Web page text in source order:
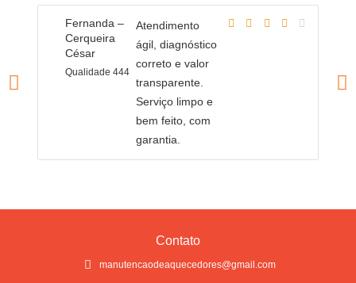
Fernanda –
Cerqueira
César
Qualidade 444
Atendimento
ágil, diagnóstico
correto e valor
transparente.
Serviço limpo e
bem feito, com
garantia.
Contato
manutencaodeaquecedores@gmail.com